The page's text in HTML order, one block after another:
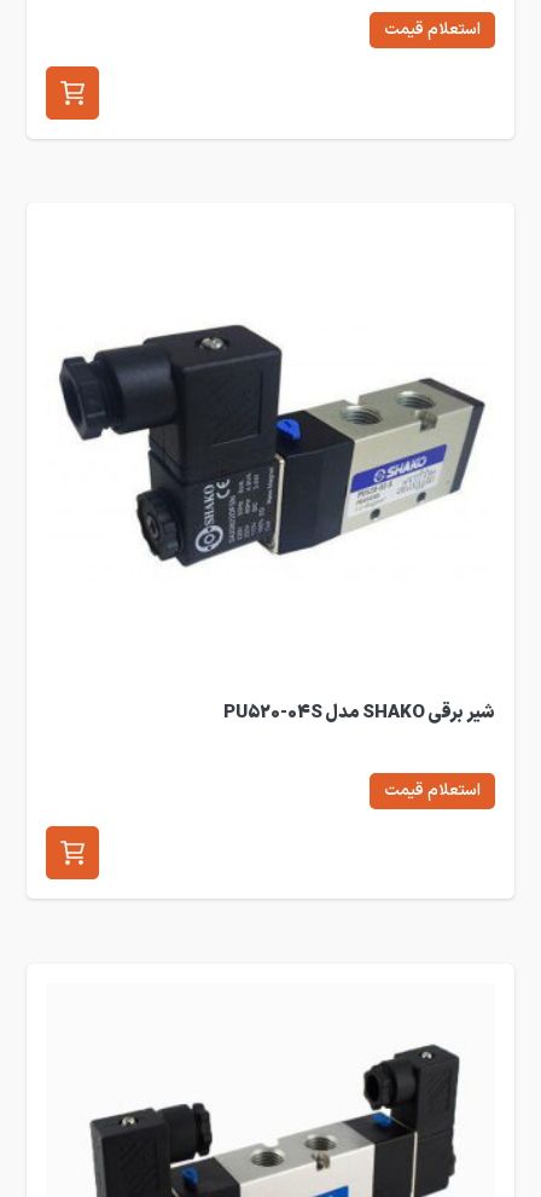
استعلام قیمت
شیر برقی SHAKO مدل PU520-04S
استعلام قیمت